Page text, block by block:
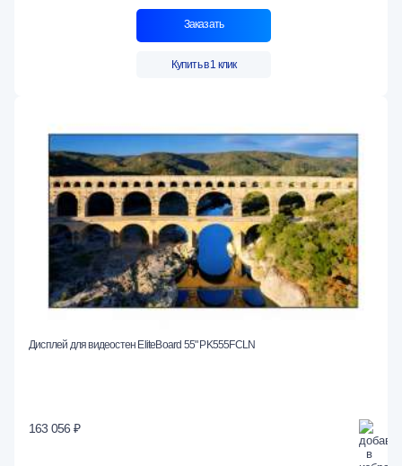
Заказать
Купить в 1 клик
Дисплей для видеостен EliteBoard 55" PK555FCLN
163 056 ₽